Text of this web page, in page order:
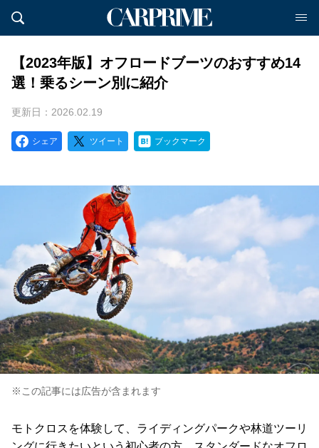
【2023年版】オフロードブーツのおすすめ14
選！乗るシーン別に紹介
更新日：2026.02.19
シェア ツイート ブックマーク
※この記事には広告が含まれます
モトクロスを体験して、ライディングパークや林道ツーリ